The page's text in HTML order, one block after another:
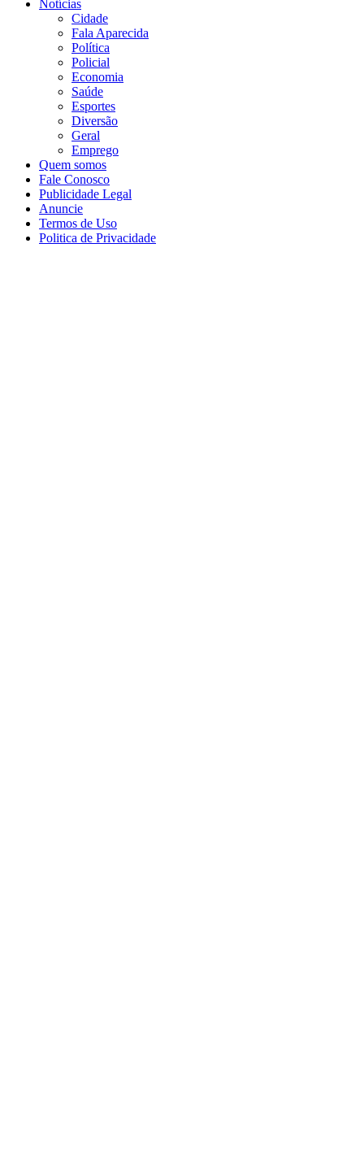
Notícias
Cidade
Fala Aparecida
Política
Policial
Economia
Saúde
Esportes
Diversão
Geral
Emprego
Quem somos
Fale Conosco
Publicidade Legal
Anuncie
Termos de Uso
Politica de Privacidade